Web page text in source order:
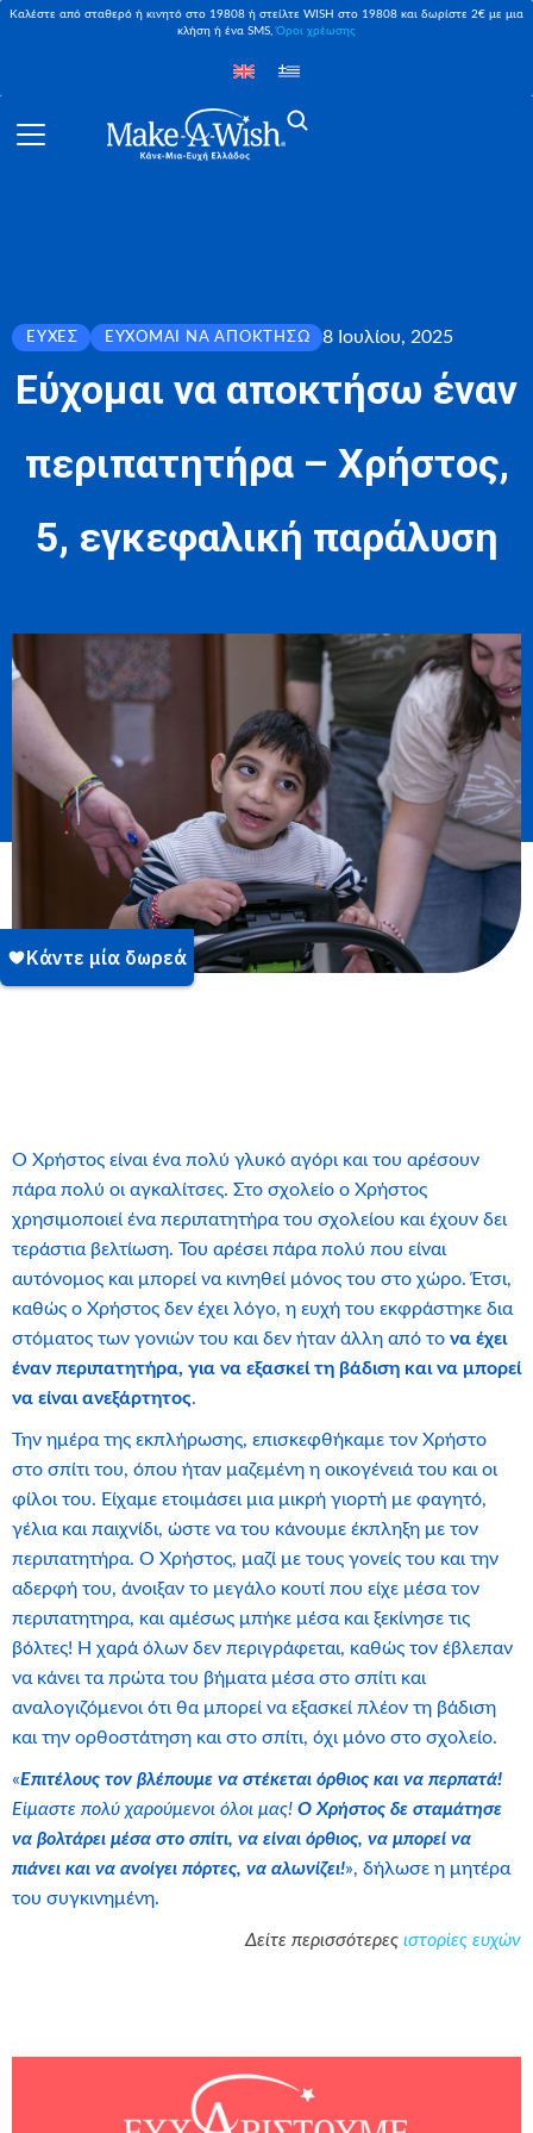
Καλέστε από σταθερό ή κινητό στο 19808 ή στείλτε WISH στο 19808 και δωρίστε 2€ με μια
κλήση ή ένα SMS,Όροι χρέωσης
ΕΥΧΈΣ ΕΎΧΟΜΑΙ ΝΑ ΑΠΟΚΤΉΣΩ 8 Ιουλίου, 2025
Εύχομαι να αποκτήσω έναν
περιπατητήρα – Χρήστος,
5, εγκεφαλική παράλυση
Ο Χρήστος είναι ένα πολύ γλυκό αγόρι και του αρέσουν
πάρα πολύ οι αγκαλίτσες. Στο σχολείο ο Χρήστος
χρησιμοποιεί ένα περιπατητήρα του σχολείου και έχουν δει
τεράστια βελτίωση. Του αρέσει πάρα πολύ που είναι
αυτόνομος και μπορεί να κινηθεί μόνος του στο χώρο. Έτσι,
καθώς ο Χρήστος δεν έχει λόγο, η ευχή του εκφράστηκε δια
στόματος των γονιών του και δεν ήταν άλλη από το να έχει
έναν περιπατητήρα, για να εξασκεί τη βάδιση και να μπορεί
να είναι ανεξάρτητος.
Την ημέρα της εκπλήρωσης, επισκεφθήκαμε τον Χρήστο
στο σπίτι του, όπου ήταν μαζεμένη η οικογένειά του και οι
φίλοι του. Είχαμε ετοιμάσει μια μικρή γιορτή με φαγητό,
γέλια και παιχνίδι, ώστε να του κάνουμε έκπληξη με τον
περιπατητήρα. Ο Χρήστος, μαζί με τους γονείς του και την
αδερφή του, άνοιξαν το μεγάλο κουτί που είχε μέσα τον
περιπατητηρα, και αμέσως μπήκε μέσα και ξεκίνησε τις
βόλτες! Η χαρά όλων δεν περιγράφεται, καθώς τον έβλεπαν
να κάνει τα πρώτα του βήματα μέσα στο σπίτι και
αναλογιζόμενοι ότι θα μπορεί να εξασκεί πλέον τη βάδιση
και την ορθοστάτηση και στο σπίτι, όχι μόνο στο σχολείο.
«Επιτέλους τον βλέπουμε να στέκεται όρθιος και να περπατά!
Είμαστε πολύ χαρούμενοι όλοι μας! Ο Χρήστος δε σταμάτησε
να βολτάρει μέσα στο σπίτι, να είναι όρθιος, να μπορεί να
πιάνει και να ανοίγει πόρτες, να αλωνίζει!», δήλωσε η μητέρα
του συγκινημένη.
Δείτε περισσότερες ιστορίες ευχών